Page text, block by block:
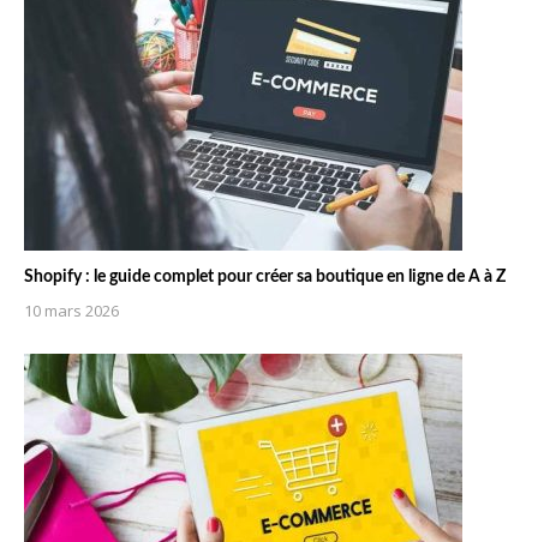
Shopify : le guide complet pour créer sa boutique en ligne de A à Z
10 mars 2026